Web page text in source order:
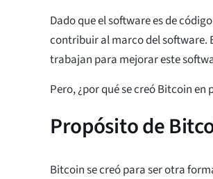
Dado que el software es de
contribuir al marco del software.
trabajan para mejorar este
Pero, ¿por qué se creó Bitcoin en
Propósito de
Bitcoin se creó para ser otra